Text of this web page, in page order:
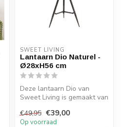
SWEET LIVING
Lantaarn Dio Naturel -
Ø28xH56 cm
Deze lantaarn Dio van
Sweet Living is gemaakt van
met ...
€49,95 €39,00
Op voorraad